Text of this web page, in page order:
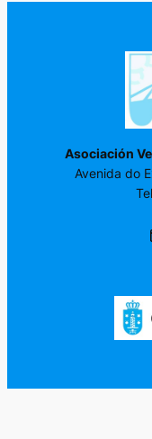
Asociación
Avenida do